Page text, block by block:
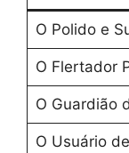
O Polido e
O Flertador
O Guardião
O Usuário